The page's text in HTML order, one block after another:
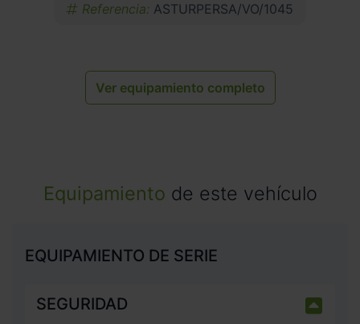
Referencia: ASTURPERSA/VO/1045
Ver equipamiento completo
Equipamiento de este vehículo
EQUIPAMIENTO DE SERIE
SEGURIDAD